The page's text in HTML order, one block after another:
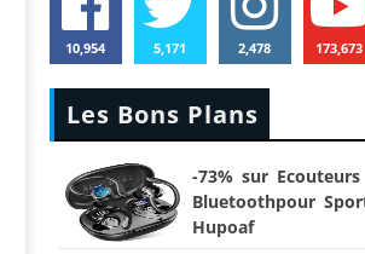
10,954 5,171 2,478 173,673
Les Bons Plans
-73% sur Ecouteurs
Bluetoothpour
Hupoaf